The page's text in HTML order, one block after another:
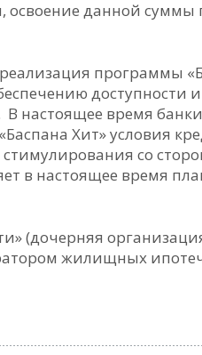
освоение данной суммы
программы
доступности
настоящее время банки
Хит» условия
со
в настоящее время
(дочерняя
жилищных